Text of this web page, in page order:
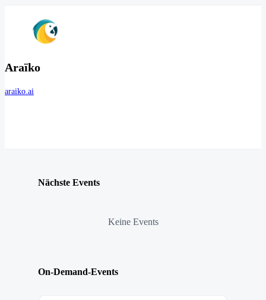
Araïko
araiko.ai
Nächste Events
Keine Events
On-Demand-Events